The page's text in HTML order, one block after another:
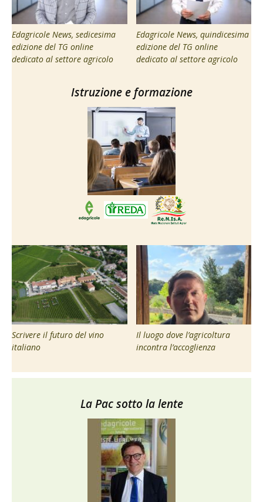
Edagricole News, sedicesima
edizione del TG online
dedicato al settore agricolo
Edagricole News, quindicesima
edizione del TG online
dedicato al settore agricolo
Istruzione e formazione
Scrivere il futuro del vino
italiano
Il luogo dove l’agricoltura
incontra l’accoglienza
La Pac sotto la lente